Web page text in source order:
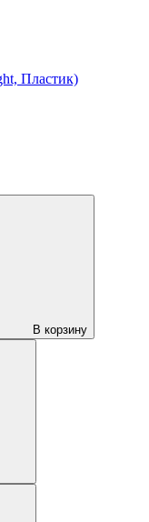
Пластик)
В корзину